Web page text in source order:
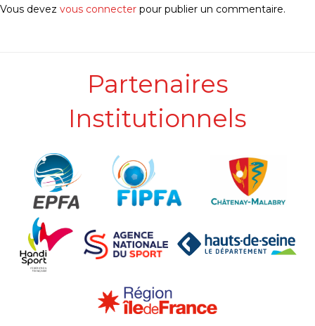
Vous devez vous connecter pour publier un commentaire.
Partenaires
Institutionnels